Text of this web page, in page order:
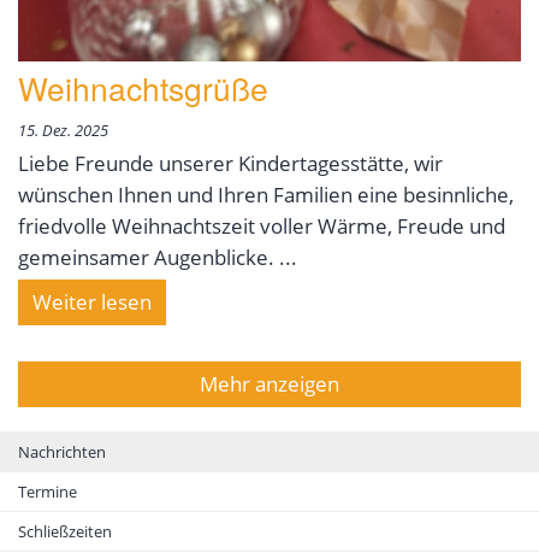
Weihnachtsgrüße
15. Dez. 2025
Liebe Freunde unserer Kindertagesstätte, wir
wünschen Ihnen und Ihren Familien eine besinnliche,
friedvolle Weihnachtszeit voller Wärme, Freude und
gemeinsamer Augenblicke. ...
Weiter lesen
Mehr anzeigen
Nachrichten
Termine
Schließzeiten